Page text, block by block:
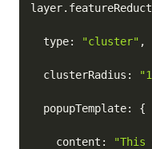
layer.
  type
: "cluster" ,
  clusterRadius
:
  popupTemplate
: {
    content
: "This